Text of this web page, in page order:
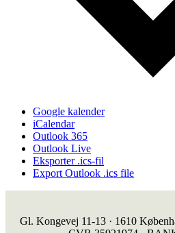
Google kalender
iCalendar
Outlook 365
Outlook Live
Eksporter .ics-fil
Export Outlook .ics file
Gl. Kongevej 11-13 · 1610